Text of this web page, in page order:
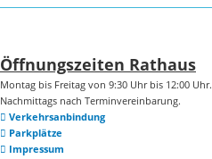
Öffnungszeiten Rathaus
Montag bis Freitag von 9:30 Uhr bis 12:00 Uhr.
Nachmittags nach Terminvereinbarung.
Verkehrsanbindung
Parkplätze
Impressum